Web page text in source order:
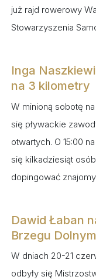
już rajd rowerowy
Stowarzyszenia
Inga
na 3 kilometry
W minioną sobotę
się pływackie
otwartych. O 15:00
się kilkadziesiąt
dopingować
Dawid Łaban
Brzegu Dolnym
W dniach 20-21
odbyły się